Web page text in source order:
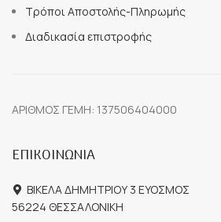
Τρόποι Αποστολής-Πληρωμής
Διαδικασία επιστροφής
ΑΡΙΘΜΟΣ ΓΕΜΗ: 137506404000
ΕΠΙΚΟΙΝΩΝΙΑ
ΒΙΚΕΛΑ ΔΗΜΗΤΡΙΟΥ 3 ΕΥΟΣΜΟΣ
56224 ΘΕΣΣΑΛΟΝΙΚΗ